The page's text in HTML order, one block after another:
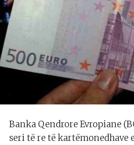
Banka Qendrore Evropiane
seri të re të kartëmonedhave